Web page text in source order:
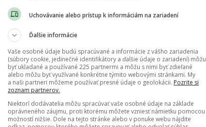
ceny a výkonu na trhu. Hovorí sa teda aj o
na trh s cenou na úrovni 400 až 450 €.
že Xiaomi vytvorí úplne novú dcérsku
o smart produkty. Skvelou správou je, že
certifikáciou, čo môže znamenať oficiálnu
informácií sa pravdepodobne dočkáme už
Uchovávanie alebo prístup k informáciám na zariadení
Ďalšie informácie
Vaše osobné údaje budú spracúvané a informácie z vášho zariadenia
(súbory cookie, jedinečné identifikátory a ďalšie údaje o zariadení) môžu
byť ukladané a používané 225 partnermi a môžu s nimi byť zdieľané
alebo môžu byť využívané konkrétne týmito webovými stránkami. My
a naši partneri môžeme používať presné údaje o geolokácii. Pozrite si
zoznam partnerov.
Niektorí dodávatelia môžu spracúvať vaše osobné údaje na základe
oprávneného záujmu, proti ktorému môžete vzniesť námietku pomocou
možností nižšie. Dole na tejto stránke alebo v ponuke webu nájdite